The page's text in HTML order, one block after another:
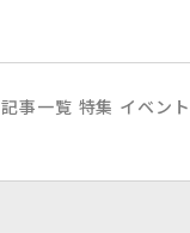
記事一覧 特集 イベント